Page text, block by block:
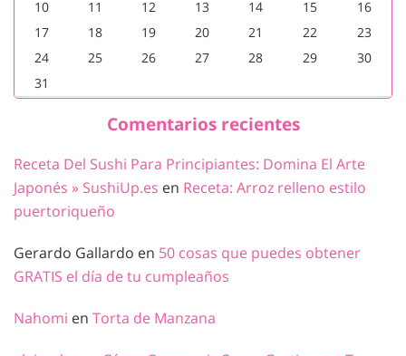
10
11 12 13 14 15
16
17
18 19 20 21 22
23
24
25 26 27 28 29
30
31
Comentarios recientes
Receta Del Sushi Para Principiantes: Domina El Arte
Japonés » SushiUp.es en Receta: Arroz relleno estilo
puertoriqueño
Gerardo Gallardo en 50 cosas que puedes obtener
GRATIS el día de tu cumpleaños
Nahomi en Torta de Manzana